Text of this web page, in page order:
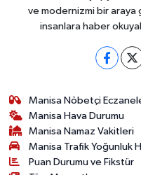
ve modernizmi bir araya
insanlara haber
Manisa Nöbetçi
Manisa Hava Durumu
Manisa Namaz Vakitleri
Manisa Trafik Yoğunluk
Puan Durumu ve Fikstür